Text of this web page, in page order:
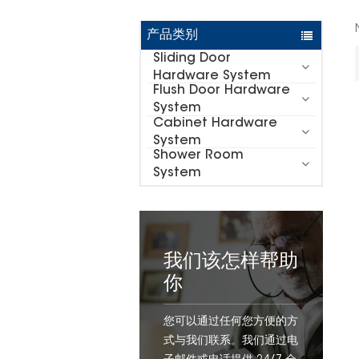
产品类别
Sliding Door
Hardware System
Flush Door Hardware
System
Cabinet Hardware
System
Shower Room
System
我们该怎样帮助
你
您可以通过任何您方便的方
式与我们联系。我们通过电